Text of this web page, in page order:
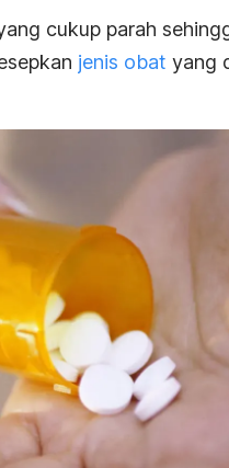
cukup parah
jenis obat yang